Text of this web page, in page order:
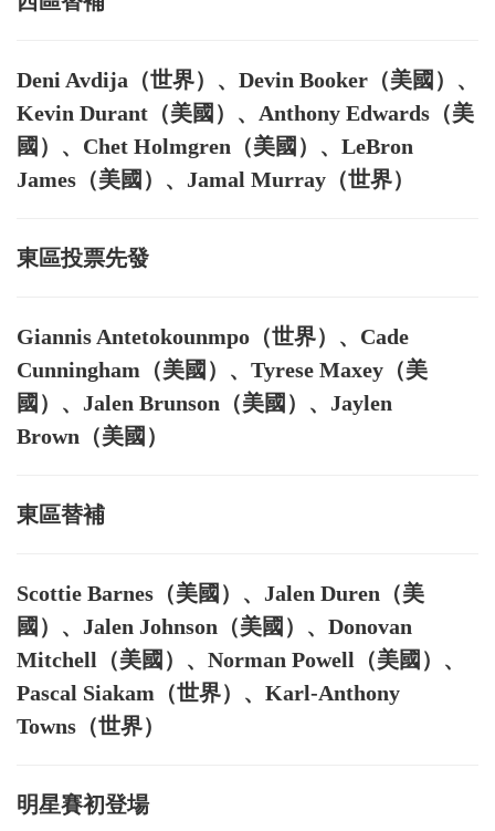
Deni Avdija（世界）、Devin Booker（美國）、
Kevin Durant（美國）、Anthony Edwards（美
國）、Chet Holmgren（美國）、LeBron
James（美國）、Jamal Murray（世界）
東區投票先發
Giannis Antetokounmpo（世界）、Cade
Cunningham（美國）、Tyrese Maxey（美
國）、Jalen Brunson（美國）、Jaylen
Brown（美國）
東區替補
Scottie Barnes（美國）、Jalen Duren（美
國）、Jalen Johnson（美國）、Donovan
Mitchell（美國）、Norman Powell（美國）、
Pascal Siakam（世界）、Karl-Anthony
Towns（世界）
明星賽初登場